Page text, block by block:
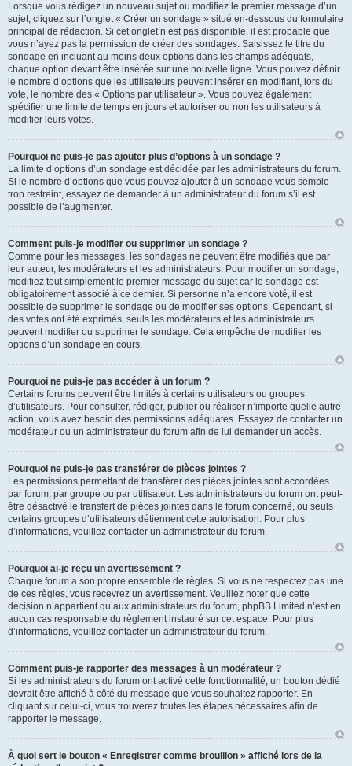
Lorsque vous rédigez un nouveau sujet ou modifiez le premier message d’un
sujet, cliquez sur l’onglet « Créer un sondage » situé en-dessous du formulaire
principal de rédaction. Si cet onglet n’est pas disponible, il est probable que
vous n’ayez pas la permission de créer des sondages. Saisissez le titre du
sondage en incluant au moins deux options dans les champs adéquats,
chaque option devant être insérée sur une nouvelle ligne. Vous pouvez définir
le nombre d’options que les utilisateurs peuvent insérer en modifiant, lors du
vote, le nombre des « Options par utilisateur ». Vous pouvez également
spécifier une limite de temps en jours et autoriser ou non les utilisateurs à
modifier leurs votes.
Pourquoi ne puis-je pas ajouter plus d’options à un sondage ?
La limite d’options d’un sondage est décidée par les administrateurs du forum.
Si le nombre d’options que vous pouvez ajouter à un sondage vous semble
trop restreint, essayez de demander à un administrateur du forum s’il est
possible de l’augmenter.
Comment puis-je modifier ou supprimer un sondage ?
Comme pour les messages, les sondages ne peuvent être modifiés que par
leur auteur, les modérateurs et les administrateurs. Pour modifier un sondage,
modifiez tout simplement le premier message du sujet car le sondage est
obligatoirement associé à ce dernier. Si personne n’a encore voté, il est
possible de supprimer le sondage ou de modifier ses options. Cependant, si
des votes ont été exprimés, seuls les modérateurs et les administrateurs
peuvent modifier ou supprimer le sondage. Cela empêche de modifier les
options d’un sondage en cours.
Pourquoi ne puis-je pas accéder à un forum ?
Certains forums peuvent être limités à certains utilisateurs ou groupes
d’utilisateurs. Pour consulter, rédiger, publier ou réaliser n’importe quelle autre
action, vous avez besoin des permissions adéquates. Essayez de contacter un
modérateur ou un administrateur du forum afin de lui demander un accès.
Pourquoi ne puis-je pas transférer de pièces jointes ?
Les permissions permettant de transférer des pièces jointes sont accordées
par forum, par groupe ou par utilisateur. Les administrateurs du forum ont peut-
être désactivé le transfert de pièces jointes dans le forum concerné, ou seuls
certains groupes d’utilisateurs détiennent cette autorisation. Pour plus
d’informations, veuillez contacter un administrateur du forum.
Pourquoi ai-je reçu un avertissement ?
Chaque forum a son propre ensemble de règles. Si vous ne respectez pas une
de ces règles, vous recevrez un avertissement. Veuillez noter que cette
décision n’appartient qu’aux administrateurs du forum, phpBB Limited n’est en
aucun cas responsable du règlement instauré sur cet espace. Pour plus
d’informations, veuillez contacter un administrateur du forum.
Comment puis-je rapporter des messages à un modérateur ?
Si les administrateurs du forum ont activé cette fonctionnalité, un bouton dédié
devrait être affiché à côté du message que vous souhaitez rapporter. En
cliquant sur celui-ci, vous trouverez toutes les étapes nécessaires afin de
rapporter le message.
À quoi sert le bouton « Enregistrer comme brouillon » affiché lors de la